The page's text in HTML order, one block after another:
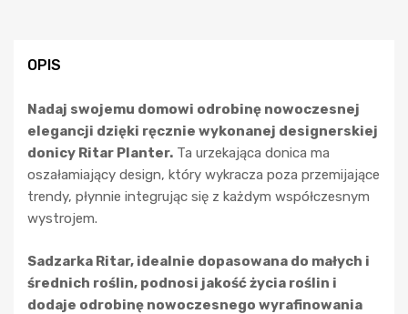
OPIS
Nadaj swojemu domowi odrobinę nowoczesnej
elegancji dzięki ręcznie wykonanej designerskiej
donicy Ritar Planter. Ta urzekająca donica ma
oszałamiający design, który wykracza poza przemijające
trendy, płynnie integrując się z każdym współczesnym
wystrojem.
Sadzarka Ritar, idealnie dopasowana do małych i
średnich roślin, podnosi jakość życia roślin i
dodaje odrobinę nowoczesnego wyrafinowania